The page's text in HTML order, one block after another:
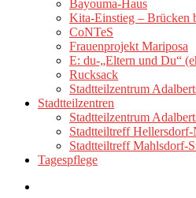
Bayouma-Haus
Kita-Einstieg – Brücken
CoNTeS
Frauenprojekt Mariposa
E: du-„Eltern und Du“
Rucksack
Stadtteilzentrum
Stadtteilzentren
Stadtteilzentrum
Stadtteiltreff Hellersdorf-
Stadtteiltreff Mahlsdorf-
Tagespflege